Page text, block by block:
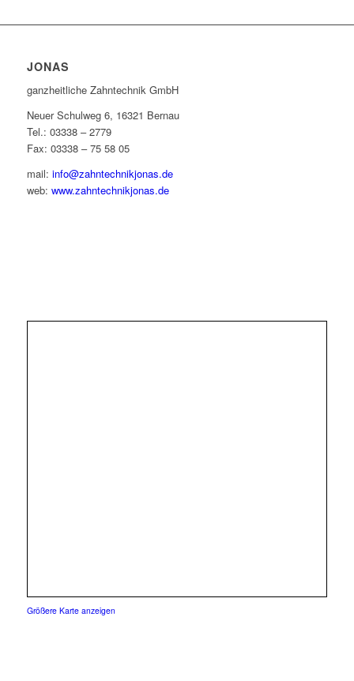
JONAS
ganzheitliche Zahntechnik GmbH
Neuer Schulweg 6, 16321 Bernau
Tel.: 03338 – 2779
Fax: 03338 – 75 58 05
mail: info@zahntechnikjonas.de
web: www.zahntechnikjonas.de
Größere Karte anzeigen